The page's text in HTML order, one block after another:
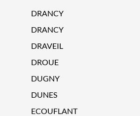
DRANCY
DRANCY
DRAVEIL
DROUE
DUGNY
DUNES
ECOUFLANT